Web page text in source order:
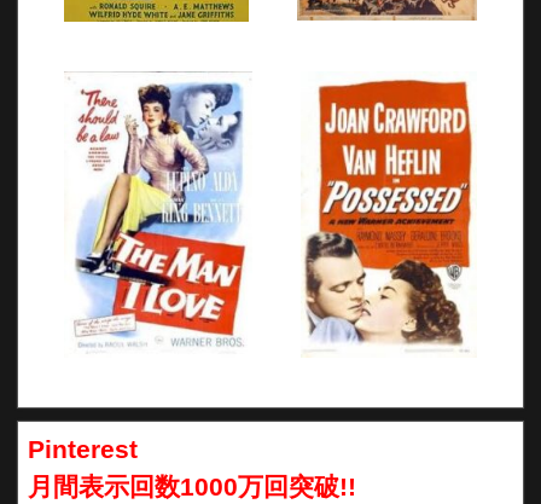
Pinterest
月間表示回数1000万回突破!!